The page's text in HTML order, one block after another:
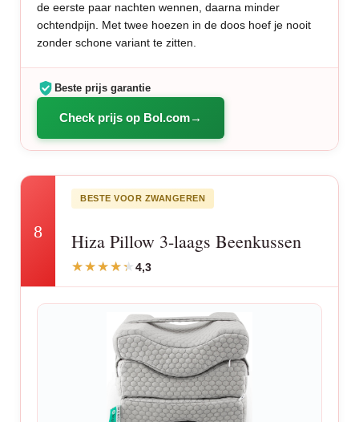
de eerste paar nachten wennen, daarna minder
ochtendpijn. Met twee hoezen in de doos hoef je nooit
zonder schone variant te zitten.
Beste prijs garantie
Check prijs op Bol.com
8
BESTE VOOR ZWANGEREN
Hiza Pillow 3-laags Beenkussen
4,3